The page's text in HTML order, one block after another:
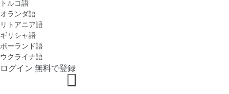
トルコ語
オランダ語
リトアニア語
ギリシャ語
ポーランド語
ウクライナ語
ログイン 無料で登録